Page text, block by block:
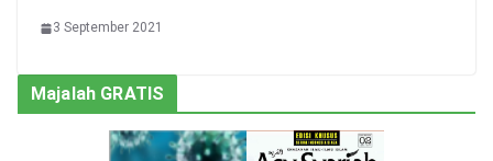
3 September 2021
Majalah GRATIS